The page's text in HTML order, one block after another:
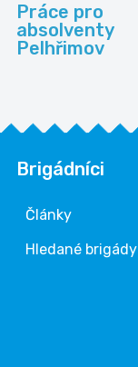
Práce pro
absolventy
Pelhřimov
Brigádníci
Články
Hledané brigády